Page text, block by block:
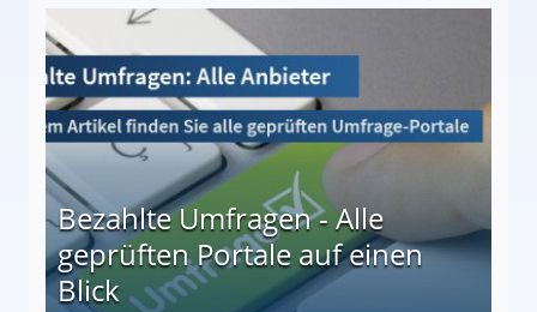
Bezahlte Umfragen - Alle
geprüften Portale auf einen
Blick